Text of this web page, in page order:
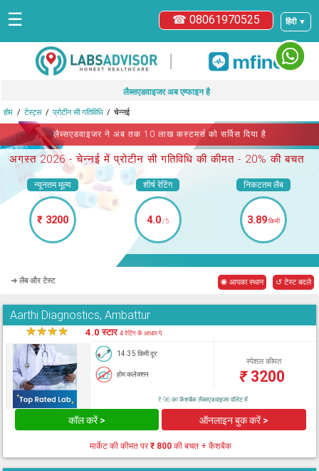
हिंदी ▼
☎ 08061970525
☰
|
लैब्सएडवाइजर अब एम्फाइन है
होम टेस्ट्स प्रोटीन सी गतिविधि चेन्नई
लैब्सएडवाइजर ने अब तक 10 लाख कस्टमर्स को सर्विस दिया है
अगस्त 2026 -चेन्नई में प्रोटीन सी गतिविधि की कीमत - 20% की बचत
न्यूनतम मूल्य
₹ 3200
शीर्ष रेटिंग
4.0/5
निकटतम लैब
3.89किमी
➜ लैब और टेस्ट ◉ आपका स्थान ↺ टेस्ट बदले
Aarthi Diagnostics, Ambattur
★★★★ 4.0 स्टार4 रेटिंग के आधार पे
14.35 किमी दूर
होम कलेक्शन
स्पेशल कीमत
₹3200
₹ 96 का कैशबैक लैब्सएडवाइजर वॉलेट में
कॉल करें > ऑनलाइन बुक करें >
मार्केट की कीमत पर₹ 800की बचत + कैशबैक